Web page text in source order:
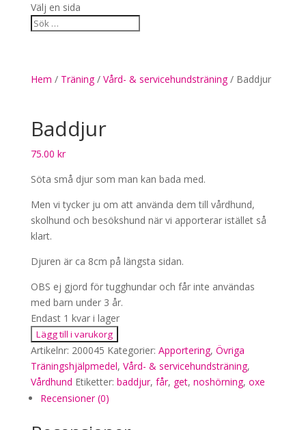
Välj en sida
Hem / Träning/ Vård- & servicehundsträning/ Baddjur
Baddjur
75.00 kr
Söta små djur som man kan bada med.
Men vi tycker ju om att använda dem till vårdhund,
skolhund och besökshund när vi apporterar istället så
klart.
Djuren är ca 8cm på längsta sidan.
OBS ej gjord för tugghundar och får inte användas
med barn under 3 år.
Endast 1 kvar i lager
Baddjur
mängd
Lägg till i varukorg
Artikelnr: 200045 Kategorier: Apportering, Övriga
Träningshjälpmedel, Vård- & servicehundsträning,
Vårdhund Etiketter: baddjur, får, get, noshörning, oxe
Recensioner (0)